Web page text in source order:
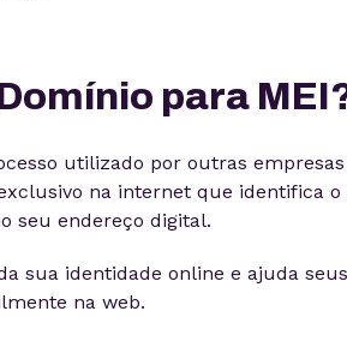
para
utilizado por outras
na internet que identifica o
seu endereço digital.
sua identidade online e ajuda seus
na web.